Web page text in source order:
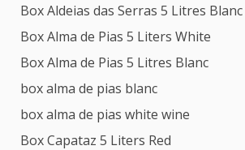
Box Aldeias das Serras 5 Litres Blanc
Box Alma de Pias 5 Liters White
Box Alma de Pias 5 Litres Blanc
box alma de pias blanc
box alma de pias white wine
Box Capataz 5 Liters Red